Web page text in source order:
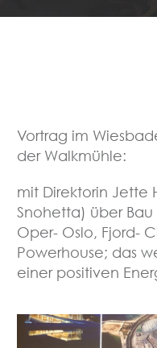
Vortrag im
der Walkmühle:
mit Direktorin Jette
Snohetta) über
Oper- Oslo, Fjord-
Powerhouse; das
einer positiven